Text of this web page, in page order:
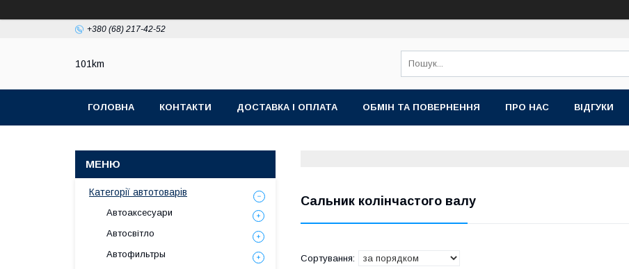
+380 (68) 217-42-52
101km
ГОЛОВНА КОНТАКТИ ДОСТАВКА І ОПЛАТА ОБМІН ТА ПОВЕРНЕННЯ ПРО НАС ВІДГУКИ
Сальник колінчастого валу
Категорії автотоварів
Автоаксесуари
Автосвітло
Автофильтры